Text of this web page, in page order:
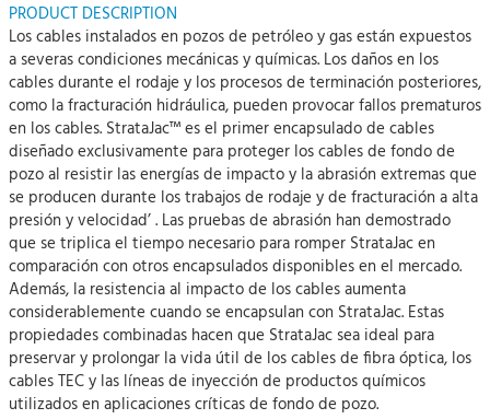
PRODUCT DESCRIPTION
Los cables instalados en pozos de petróleo y gas están expuestos
a severas condiciones mecánicas y químicas. Los daños en los
cables durante el rodaje y los procesos de terminación posteriores,
como la fracturación hidráulica, pueden provocar fallos prematuros
en los cables. StrataJac™ es el primer encapsulado de cables
diseñado exclusivamente para proteger los cables de fondo de
pozo al resistir las energías de impacto y la abrasión extremas que
se producen durante los trabajos de rodaje y de fracturación a alta
presión y velocidad’ . Las pruebas de abrasión han demostrado
que se triplica el tiempo necesario para romper StrataJac en
comparación con otros encapsulados disponibles en el mercado.
Además, la resistencia al impacto de los cables aumenta
considerablemente cuando se encapsulan con StrataJac. Estas
propiedades combinadas hacen que StrataJac sea ideal para
preservar y prolongar la vida útil de los cables de fibra óptica, los
cables TEC y las líneas de inyección de productos químicos
utilizados en aplicaciones críticas de fondo de pozo.